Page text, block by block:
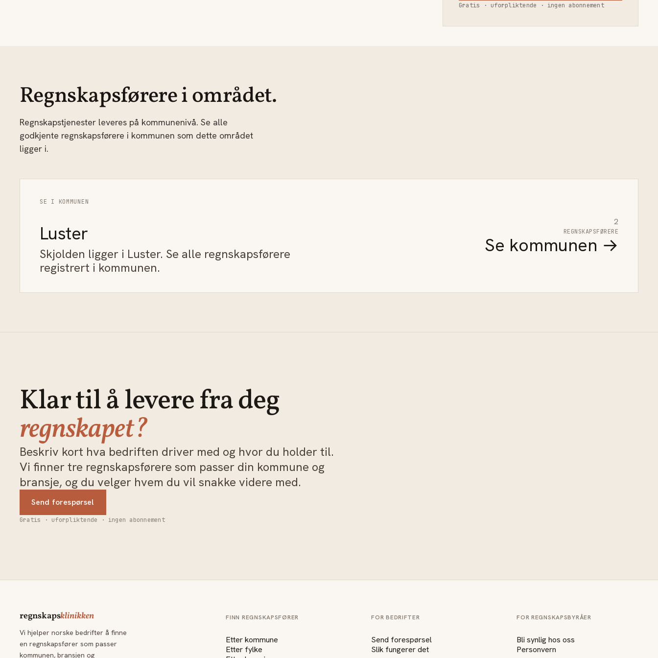
Gratis · uforpliktende · ingen abonnement
Regnskapsførere i området.
Regnskapstjenester leveres på kommunenivå. Se alle
godkjente regnskapsførere i kommunen som dette området
ligger i.
SE I KOMMUNEN
Luster
Skjolden ligger i Luster. Se alle regnskapsførere
registrert i kommunen.
2
REGNSKAPSFØRERE
Se kommunen →
Klar til å levere fra deg
regnskapet?
Beskriv kort hva bedriften driver med og hvor du holder til.
Vi finner tre regnskapsførere som passer din kommune og
bransje, og du velger hvem du vil snakke videre med.
Send forespørsel
Gratis · uforpliktende · ingen abonnement
regnskapsklinikken
Vi hjelper norske bedrifter å finne
en regnskapsfører som passer
kommunen, bransjen og
FINN REGNSKAPSFØRER
Etter kommune
Etter fylke
FOR BEDRIFTER
Send forespørsel
Slik fungerer det
FOR REGNSKAPSBYRÅER
Bli synlig hos oss
Personvern